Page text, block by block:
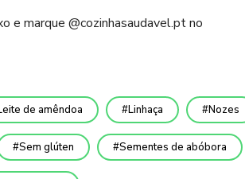
e marque @cozinhasaudavel.pt no
de amêndoa Linhaça Nozes
Sem glúten Sementes de abóbora